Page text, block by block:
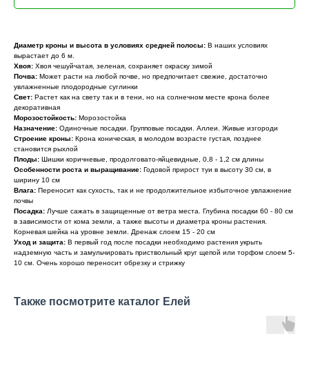
Диаметр кроны и высота в условиях средней полосы: В наших условиях
вырастает до 6 м.
Хвоя: Хвоя чешуйчатая, зеленая, сохраняет окраску зимой
Почва: Может расти на любой почве, но предпочитает свежие, достаточно
увлажненные плодородные суглинки
Свет: Растет как на свету так и в тени, но на солнечном месте крона более
декоративная
Морозостойкость: Морозостойка
Назначение: Одиночные посадки. Групповые посадки. Аллеи. Живые изгороди
Строение кроны: Крона коническая, в молодом возрасте густая, позднее
становится рыхлой
Плоды: Шишки коричневые, продолговато-яйцевидные, 0,8 - 1,2 см длины
Особенности роста и выращивание: Годовой прирост туи в высоту 30 см, в
ширину 10 см
Влага: Переносит как сухость, так и не продолжительное избыточное увлажнение
почвы
Посадка: Лучше сажать в защищенные от ветра места. Глубина посадки 60 - 80 см
в зависимости от кома земли, а также высоты и диаметра кроны растения.
Корневая шейка на уровне земли. Дренаж слоем 15 - 20 см
Уход и защита: В первый год после посадки необходимо растения укрыть
надземную часть и замульчировать приствольный круг щепой или торфом слоем 5-
10 см. Очень хорошо переносит обрезку и стрижку
Также посмотрите каталог Елей